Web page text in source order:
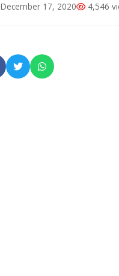
December 17, 2020 4,546